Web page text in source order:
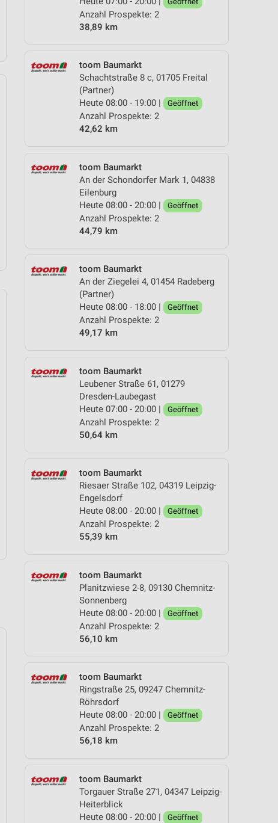
Anzahl Prospekte: 2
38,89 km
toom Baumarkt
Schachtstraße 8 c, 01705 Freital
(Partner)
Heute 08:00 - 19:00 |
Geöffnet
Anzahl Prospekte: 2
42,62 km
toom Baumarkt
An der Schondorfer Mark 1, 04838
Eilenburg
Heute 08:00 - 20:00 |
Geöffnet
Anzahl Prospekte: 2
44,79 km
toom Baumarkt
An der Ziegelei 4, 01454 Radeberg
(Partner)
Heute 08:00 - 18:00 |
Geöffnet
Anzahl Prospekte: 2
49,17 km
toom Baumarkt
Leubener Straße 61, 01279
Dresden-Laubegast
Heute 07:00 - 20:00 |
Geöffnet
Anzahl Prospekte: 2
50,64 km
toom Baumarkt
Riesaer Straße 102, 04319 Leipzig-
Engelsdorf
Heute 08:00 - 20:00 |
Geöffnet
Anzahl Prospekte: 2
55,39 km
toom Baumarkt
Planitzwiese 2-8, 09130 Chemnitz-
Sonnenberg
Heute 08:00 - 20:00 |
Geöffnet
Anzahl Prospekte: 2
56,10 km
toom Baumarkt
Ringstraße 25, 09247 Chemnitz-
Röhrsdorf
Heute 08:00 - 20:00 |
Geöffnet
Anzahl Prospekte: 2
56,18 km
toom Baumarkt
Torgauer Straße 271, 04347 Leipzig-
Heiterblick
Heute 08:00 - 20:00 |
Geöffnet